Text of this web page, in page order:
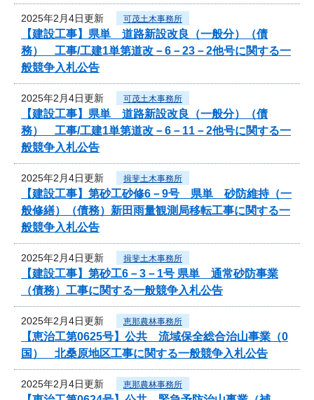
2025年2月4日更新 可茂土木事務所
【建設工事】県単 道路新設改良（一般分）（債
務） 工事/工建1単第道改－6－23－2他号に関する一
般競争入札公告
2025年2月4日更新 可茂土木事務所
【建設工事】県単 道路新設改良（一般分）（債
務） 工事/工建1単第道改－6－11－2他号に関する一
般競争入札公告
2025年2月4日更新 揖斐土木事務所
【建設工事】第砂工砂修6－9号 県単 砂防維持（一
般修繕）（債務）新田雨量観測局移転工事に関する一
般競争入札公告
2025年2月4日更新 揖斐土木事務所
【建設工事】第砂工6－3－1号 県単 通常砂防事業
（債務）工事に関する一般競争入札公告
2025年2月4日更新 恵那農林事務所
【恵治工第0625号】公共 流域保全総合治山事業（0
国） 北桑原地区工事に関する一般競争入札公告
2025年2月4日更新 恵那農林事務所